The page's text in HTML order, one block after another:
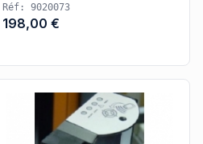
Réf: 9020073
198,00 €